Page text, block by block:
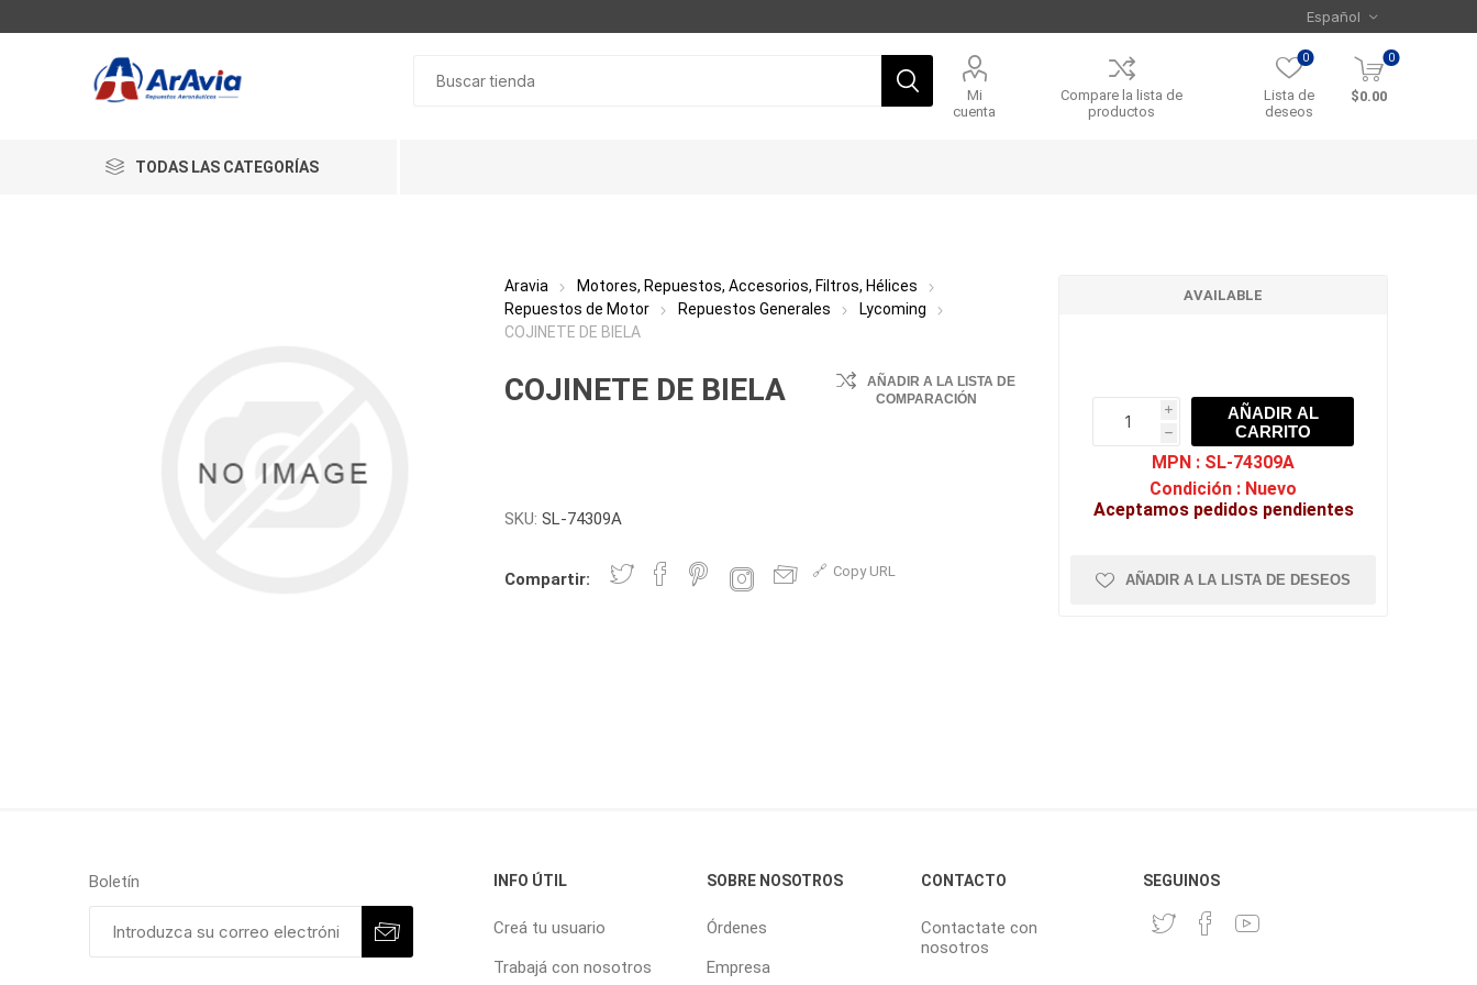
Mi
cuenta
Compare la lista de
productos
Lista de
deseos
0 0
$0.00
TODAS LAS CATEGORÍAS
Aravia
Motores, Repuestos, Accesorios, Filtros, Hélices
Repuestos de Motor
Repuestos Generales
Lycoming
COJINETE DE BIELA
COJINETE DE BIELA
AÑADIR A LA LISTA DE
COMPARACIÓN
SKU: SL-74309A
Compartir: Copy URL
AVAILABLE
i
h
h
AÑADIR AL
CARRITO
MPN : SL-74309A
Condición : Nuevo
Aceptamos pedidos pendientes
AÑADIR A LA LISTA DE DESEOS
Boletín INFO ÚTIL
Creá tu usuario
Trabajá con nosotros
SOBRE NOSOTROS
Órdenes
Empresa
CONTACTO
Contactate con
nosotros
SEGUINOS